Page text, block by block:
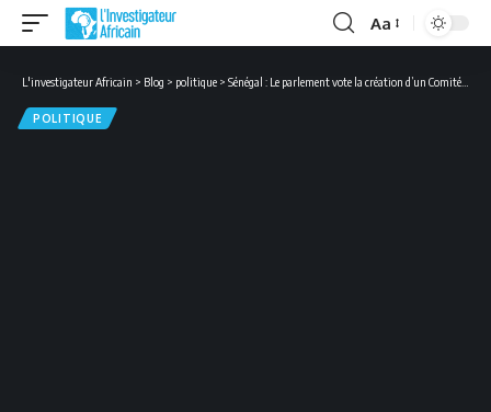
Font
Aa
L'investigateur Africain > Blog > politique > Sénégal : Le parlement vote la création d’un Comité d’Enquête sur le processus électoral
POLITIQUE